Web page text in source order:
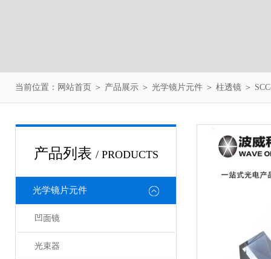
当前位置： 网站首页 ＞ 产品展示 ＞ 光学镜片元件 ＞ 柱透镜 ＞
产品列表 / PRODUCTS
光学镜片元件
凹面镜
光束器